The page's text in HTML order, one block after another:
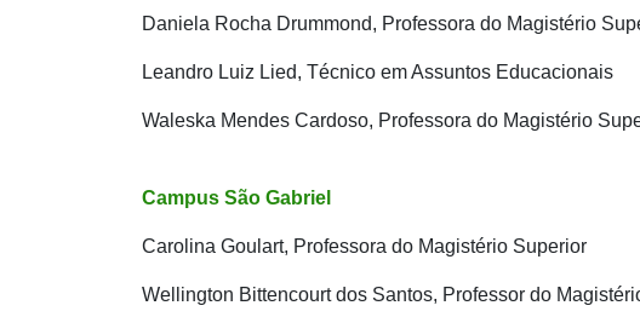
Daniela Rocha Drummond, Professora do Magistério
Leandro Luiz Lied, Técnico em Assuntos Educacionais
Waleska Mendes Cardoso, Professora do Magistério
Campus São Gabriel
Carolina Goulart, Professora do Magistério Superior
Wellington Bittencourt dos Santos, Professor do